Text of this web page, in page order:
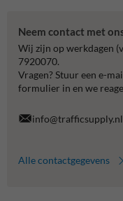
Neem contact met
Wij zijn op werkdagen
7920070.
Vragen? Stuur een e-
formulier in en we
info@trafficsupply.nl
Alle contactgegevens